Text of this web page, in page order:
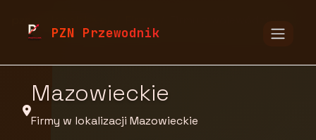
PZN Przewodnik
Mazowieckie
Firmy w lokalizacji Mazowieckie